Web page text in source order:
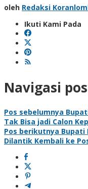
oleh Redaksi
Ikuti Kami Pada
Navigasi pos
Pos sebelumnya
Tak Bisa jadi Calon
Pos berikutnya Bupati
Dilantik Kembali ke